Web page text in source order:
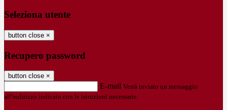
Seleziona utente
button close ×
Recupero password
button close ×
E-mail Verrà inviato un messaggio
all'indirizzo indicato con le istruzioni necessarie.